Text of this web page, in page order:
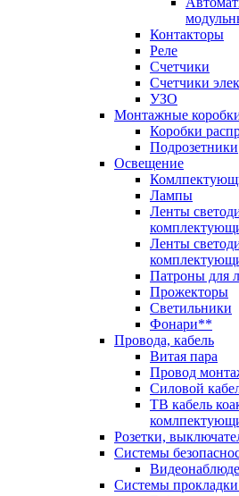
Контакторы
Реле
Счетчики
Счетчики
УЗО
Монтажные
Коробки
Подрозетники
Освещение
Лампы
Ленты
Ленты
Патроны для
Прожекторы
Светильники
Фонари**
Провода, кабель
Витая пара
Провод
Силовой
ТВ кабель
Розетки,
Системы
Системы прокладки